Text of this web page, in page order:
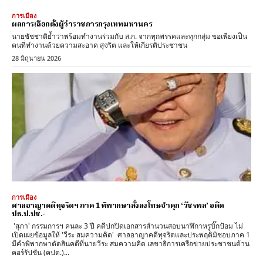
การเมือง
ผลการเลือกตั้งผู้ว่าราชการกรุงเทพมหานคร
นายชัชชาติย้ำว่าพร้อมทำงานร่วมกับ ส.ก. จากทุกพรรคและทุกกลุ่ม ขอเพียงเป็น
คนที่ทำงานด้วยความสะอาด สุจริต และให้เกียรติประชาชน
28 มิถุนายน 2026
การเมือง
ศาลอาญาคดีทุจริตฯ ภาค 1 พิพากษาสั่งลงโทษจำคุก ‘วัชรพล’ อดีต
ปธ.ป.ปช.-
'สุภา' กรรมการฯ คนละ 3 ปี คดีปกปิดเอกสารสำนวนสอบนาฬิกาหรูบิ๊กป้อม ไม่
เปิดเผยข้อมูลให้ 'วีระ สมความคิด' ศาลอาญาคดีทุจริตและประพฤติมิชอบภาค 1
มีคำพิพากษาตัดสินคดีที่นายวีระ สมความคิด เลขาธิการเครือข่ายประชาชนต้าน
คอร์รัปชัน (คปต.)...